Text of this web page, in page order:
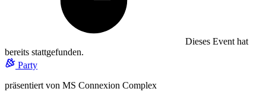
Dieses Event hat
bereits stattgefunden.
Party
präsentiert von MS Connexion Complex